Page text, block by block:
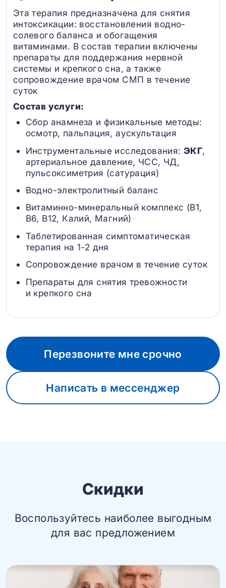
Эта терапия предназначена для снятия
интоксикации: восстановления водно-
солевого баланса и обогащения
витаминами. В состав терапии включены
препараты для поддержания нервной
системы и крепкого сна, а также
сопровождение врачом СМП в течение
суток
Состав услуги:
Сбор анамнеза и физикальные методы:
осмотр, пальпация, аускультация
Инструментальные исследования: ЭКГ,
артериальное давление, ЧСС, ЧД,
пульсоксиметрия (сатурация)
Водно-электролитный баланс
Витаминно-минеральный комплекс (B1,
B6, В12, Калий, Магний)
Таблетированная симптоматическая
терапия на 1-2 дня
Сопровождение врачом в течение суток
Препараты для снятия тревожности
и крепкого сна
Перезвоните мне срочно
Написать в мессенджер
Скидки
Воспользуйтесь наиболее выгодным
для вас предложением